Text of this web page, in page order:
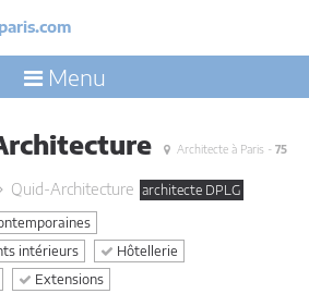
paris.com
Menu
Architecte à Paris - 75
Quid-Architecture architecte DPLG
intérieurs
Hôtellerie
Extensions